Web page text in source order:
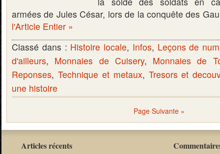
armées de Jules César, lors de la conquête des
l'Article Entier »
Classé dans : Histoire locale, Infos, Leçons de
d'ailleurs, Monnaies de Cuisery, Monnaies de
Reponses, Technique et metaux, Tresors et
une histoire
Page Suivante »
Articles récents